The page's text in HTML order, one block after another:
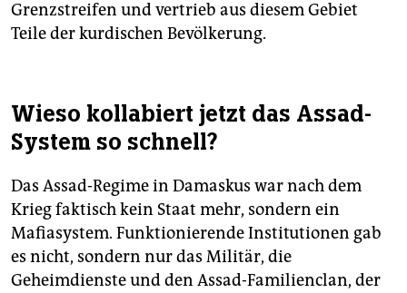
Grenzstreifen und vertrieb aus diesem Gebiet
Teile der kurdischen Bevölkerung.
Wieso kollabiert jetzt das Assad-
System so schnell?
Das Assad-Regime in Damaskus war nach dem
Krieg faktisch kein Staat mehr, sondern ein
Mafiasystem. Funktionierende Institutionen gab
es nicht, sondern nur das Militär, die
Geheimdienste und den Assad-Familienclan, der